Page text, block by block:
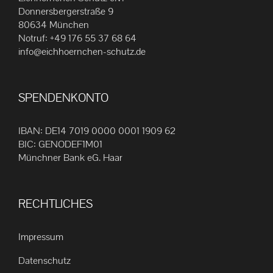
Die
können
auf
Produktseite
gewählt
Donnersbergerstraße 9
80634 München
Notruf: +49 176 55 37 68 64
info@eichhoernchen-schutz.de
SPENDENKONTO
IBAN: DE14 7019 0000 0001 1909 62
BIC: GENODEF1M01
Münchner Bank eG. Haar
RECHTLICHES
Impressum
Datenschutz